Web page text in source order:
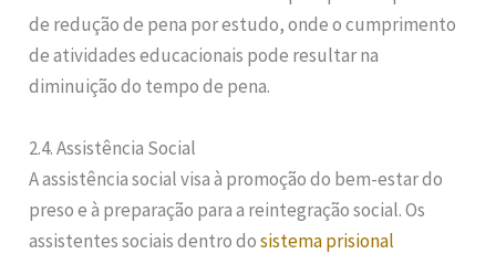
de redução de pena por estudo, onde o cumprimento
de atividades educacionais pode resultar na
diminuição do tempo de pena.
2.4. Assistência Social
A assistência social visa à promoção do bem-estar do
preso e à preparação para a reintegração social. Os
assistentes sociais dentro dosistema prisional